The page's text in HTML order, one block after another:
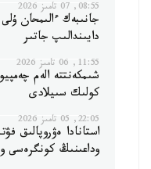
08:55, 07 تامىز 2026
جانىبەك ءالىمحان
دايىندالىپ جاتىر
11:55, 06 تامىز 2026
شىمكەنتتە الەم
كولىك سىيلادى
22:05, 05 تامىز 2026
استانادا ەۋروپالىق
وداعىنىڭ كونگرەسى